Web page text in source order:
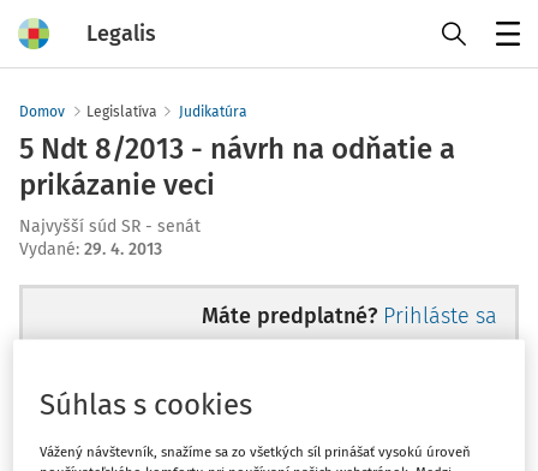
Legalis
Domov Legislatíva Judikatúra
5 Ndt 8/2013 - návrh na odňatie a
prikázanie veci
Najvyšší súd SR - senát
Vydané: 29. 4. 2013
Máte predplatné? Prihláste sa
Ups, zatiaľ ste si prečítali len
Súhlas s cookies
Vážený návštevník, snažíme sa zo všetkých síl prinášať vysokú úroveň